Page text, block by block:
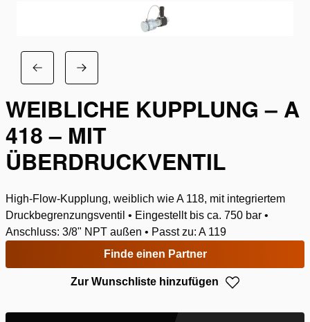
WEIBLICHE KUPPLUNG – A
418 – MIT
ÜBERDRUCKVENTIL
High-Flow-Kupplung, weiblich wie A 118, mit integriertem
Druckbegrenzungsventil • Eingestellt bis ca. 750 bar •
Anschluss: 3/8" NPT außen • Passt zu: A 119
Finde einen Partner
Zur Wunschliste hinzufügen